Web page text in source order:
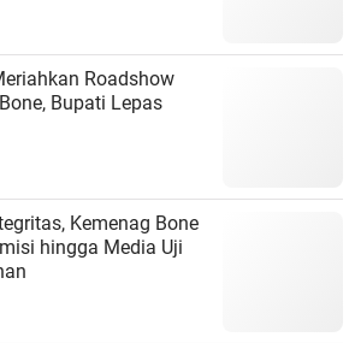
Roadshow
Bupati Lepas
Kemenag Bone
hingga Media Uji